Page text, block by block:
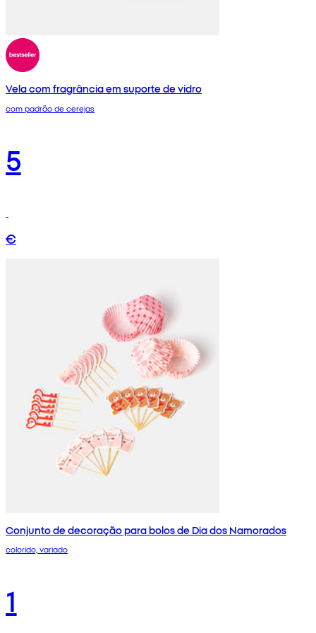
Vela com fragrância em suporte de vidro
com padrão de cerejas
5
€
Conjunto de decoração para bolos de Dia dos Namorados
colorido, variado
1